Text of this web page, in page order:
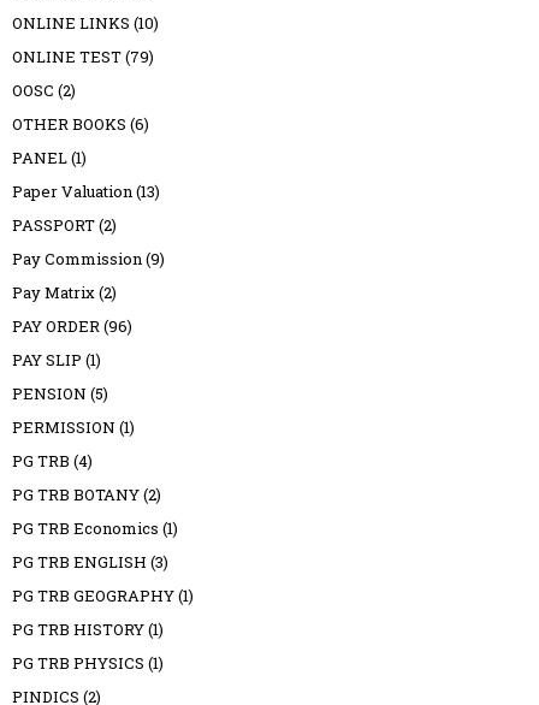
ONLINE LINKS (10)
ONLINE TEST(79)
OOSC (2)
OTHER BOOKS (6)
PANEL(1)
Paper Valuation(13)
PASSPORT(2)
Pay Commission(9)
Pay Matrix(2)
PAY ORDER(96)
PAY SLIP (1)
PENSION (5)
PERMISSION (1)
PG TRB (4)
PG TRB BOTANY(2)
PG TRB Economics (1)
PG TRB ENGLISH (3)
PG TRB GEOGRAPHY(1)
PG TRB HISTORY(1)
PG TRB PHYSICS (1)
PINDICS (2)